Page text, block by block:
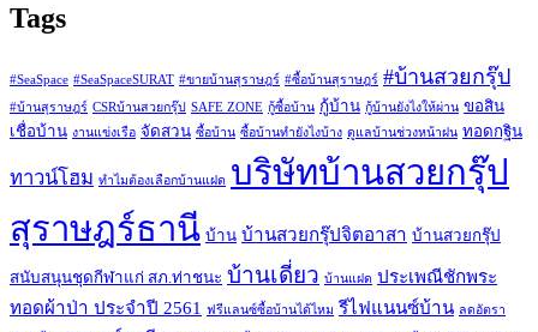
Tags
#SeaSpace #SeaSpaceSURAT #ขายบ้านสุราษฎร์ #ซื้อบ้านสุราษฎร์ #บ้านสวยกรุ๊ป
#บ้านสุราษฎร์ CSRบ้านสวยกรุ๊ป SAFE ZONE กู้ซื้อบ้าน กู้บ้าน กู้บ้านยังไงให้ผ่าน ขอสิน
เชื่อบ้าน งานแข่งเรือ จัดสวน ซื้อบ้าน ซื้อบ้านทำยังไงบ้าง ดูแลบ้านช่วงหน้าฝน ทอดกฐิน
ทาวน์โฮม ทำไมต้องเลือกบ้านแฝด บริษัทบ้านสวยกรุ๊ป
สุราษฎร์ธานี บ้าน บ้านสวยกรุ๊ปจิตอาสา บ้านสวยกรุ๊ป
สนับสนุนชุดกีฬาแก่ สภ.ท่าชนะ บ้านเดี่ยว บ้านแฝด ประเพณีชักพระ
ทอดผ้าป่า ประจำปี 2561
ฟรีแลนซ์ซื้อบ้านได้ไหม รีไฟแนนซ์บ้าน ลดอัตรา